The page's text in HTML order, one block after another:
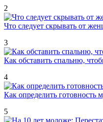
2
Что следует скрывать от
3
Как обставить спальню,
4
Как определить
5